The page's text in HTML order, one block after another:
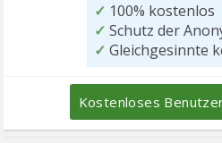
✓ 100% kostenlos
✓ Schutz der
✓ Gleichgesinnte
Kostenloses